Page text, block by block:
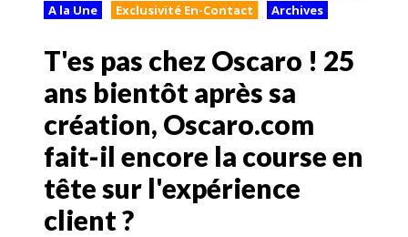
A la Une Exclusivité En-Contact Archives
T'es pas chez Oscaro ! 25
ans bientôt après sa
création, Oscaro.com
fait-il encore la course en
tête sur l'expérience
client ?